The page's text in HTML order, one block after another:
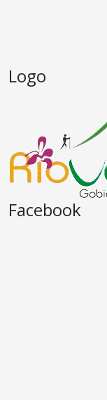
Logo
Facebook